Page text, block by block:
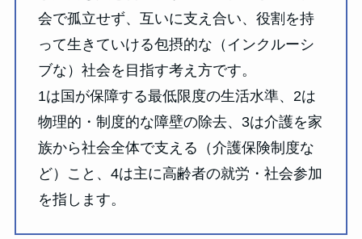
会で孤立せず、互いに支え合い、役割を持
って生きていける包摂的な（インクルーシ
ブな）社会を目指す考え方です。
1は国が保障する最低限度の生活水準、2は
物理的・制度的な障壁の除去、3は介護を家
族から社会全体で支える（介護保険制度な
ど）こと、4は主に高齢者の就労・社会参加
を指します。